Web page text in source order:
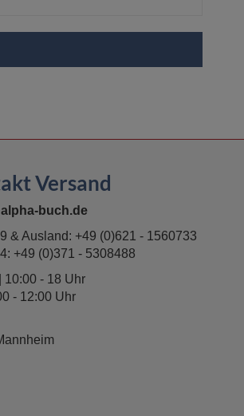
Versand
buch.de
& Ausland: +49 (0)621 - 1560733
+49 (0)371 - 5308488
10:00 - 18 Uhr
- 12:00 Uhr